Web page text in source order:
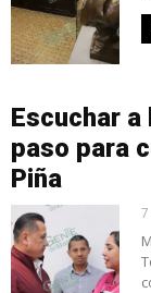
Escuchar
paso para
Piña